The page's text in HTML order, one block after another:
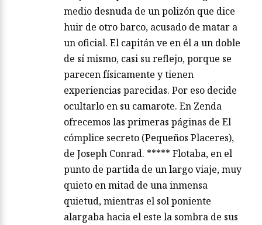
medio desnuda de un polizón que dice
huir de otro barco, acusado de matar a
un oficial. El capitán ve en él a un doble
de sí mismo, casi su reflejo, porque se
parecen físicamente y tienen
experiencias parecidas. Por eso decide
ocultarlo en su camarote. En Zenda
ofrecemos las primeras páginas de El
cómplice secreto (Pequeños Placeres),
de Joseph Conrad. ***** Flotaba, en el
punto de partida de un largo viaje, muy
quieto en mitad de una inmensa
quietud, mientras el sol poniente
alargaba hacia el este la sombra de sus